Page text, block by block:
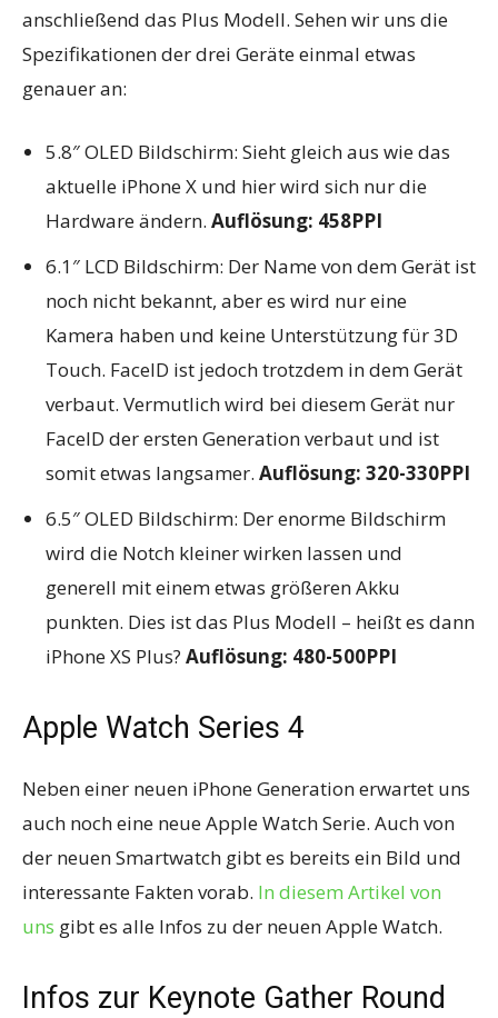
anschließend das Plus Modell. Sehen wir uns die
Spezifikationen der drei Geräte einmal etwas
genauer an:
5.8″ OLED Bildschirm: Sieht gleich aus wie das
aktuelle iPhone X und hier wird sich nur die
Hardware ändern. Auflösung: 458PPI
6.1″ LCD Bildschirm: Der Name von dem Gerät ist
noch nicht bekannt, aber es wird nur eine
Kamera haben und keine Unterstützung für 3D
Touch. FaceID ist jedoch trotzdem in dem Gerät
verbaut. Vermutlich wird bei diesem Gerät nur
FaceID der ersten Generation verbaut und ist
somit etwas langsamer. Auflösung: 320-330PPI
6.5″ OLED Bildschirm: Der enorme Bildschirm
wird die Notch kleiner wirken lassen und
generell mit einem etwas größeren Akku
punkten. Dies ist das Plus Modell – heißt es dann
iPhone XS Plus? Auflösung: 480-500PPI
Apple Watch Series 4
Neben einer neuen iPhone Generation erwartet uns
auch noch eine neue Apple Watch Serie. Auch von
der neuen Smartwatch gibt es bereits ein Bild und
interessante Fakten vorab. In diesem Artikel von
uns gibt es alle Infos zu der neuen Apple Watch.
Infos zur Keynote Gather Round